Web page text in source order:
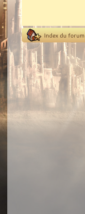
Index du forum